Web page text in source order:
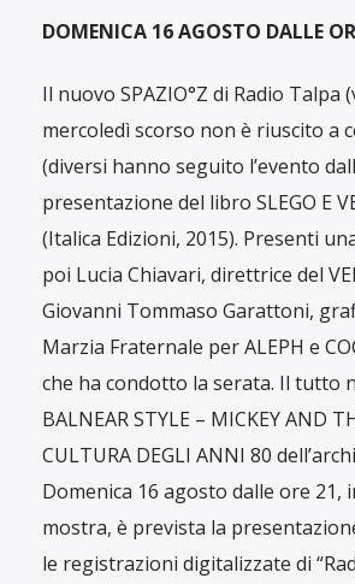
DOMENICA 16 AGOSTO DALLE
Il nuovo SPAZIO°Z di Radio Talpa
mercoledì scorso non è riuscito a
(diversi hanno seguito l’evento
presentazione del libro SLEGO E
(Italica Edizioni, 2015). Presenti
poi Lucia Chiavari, direttrice del
Giovanni Tommaso Garattoni,
Marzia Fraternale per ALEPH e
che ha condotto la serata. Il tutto
BALNEAR STYLE – MICKEY AND
CULTURA DEGLI ANNI 80
Domenica 16 agosto dalle ore 21,
mostra, è prevista la
le registrazioni digitalizzate di